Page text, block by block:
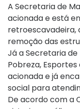
A Secretaria de
acionada e está
retroescavadeira,
remoção das
Já a Secretaria
Pobreza, Esportes
acionada e já
social para
De acordo com a